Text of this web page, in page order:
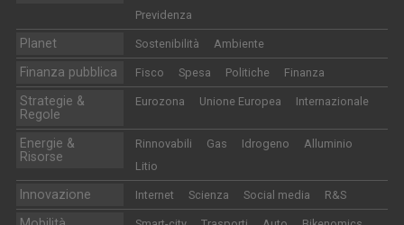
Previdenza
Planet Sostenibilità Ambiente
Finanza pubblica Fisco Spesa Politiche Finanza
Strategie &
Regole
Eurozona Unione Europea Internazionale
Energie &
Risorse
Rinnovabili Gas Idrogeno
Alluminio
Litio
Innovazione Internet Scienza Social media R&S